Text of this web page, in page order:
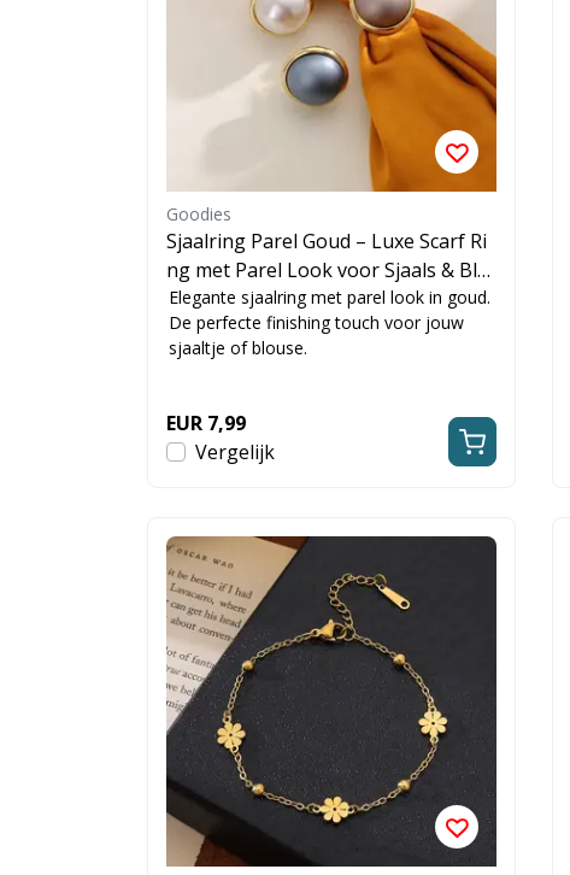
Goodies
Sjaalring Parel Goud – Luxe Scarf Ri
ng met Parel Look voor Sjaals & Blo
uses
Elegante sjaalring met parel look in goud.
De perfecte finishing touch voor jouw
sjaaltje of blouse.
EUR 7,99
Vergelijk